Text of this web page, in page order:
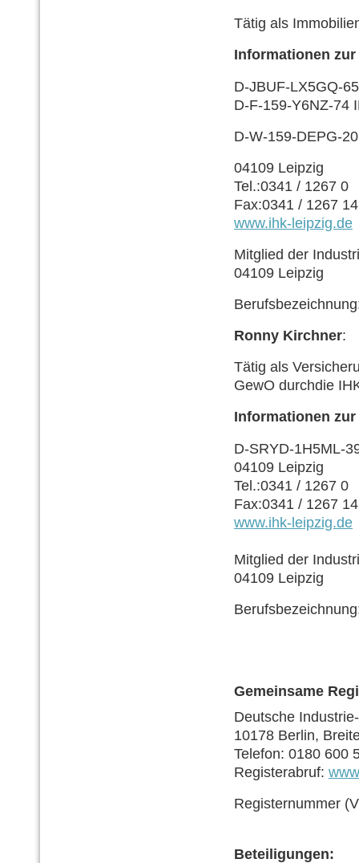
Tätig als
Informationen
D-JBUF-LX5GQ-
D-F-159-Y6NZ-74
D-W-159-DEPG-
04109 Leipzig
Tel.:0341 / 1267 0
Fax:0341 / 1267
www.ihk-leipzig.de
Mitglied der
04109 Leipzig
Ronny Kirchner:
Tätig als
GewO durchdie
Informationen
D-SRYD-1H5ML-
04109 Leipzig
Tel.:0341 / 1267 0
Fax:0341 / 1267
www.ihk-leipzig.de
Mitglied der
04109 Leipzig
Gemeinsame
Deutsche
10178 Berlin,
Telefon: 0180 600
Registerabruf:
Registernummer
Beteiligungen: